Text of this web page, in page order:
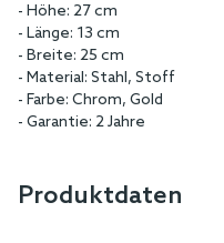
- Höhe: 27 cm
- Länge: 13 cm
- Breite: 25 cm
- Material: Stahl, Stoff
- Farbe: Chrom, Gold
- Garantie: 2 Jahre
Produktdaten